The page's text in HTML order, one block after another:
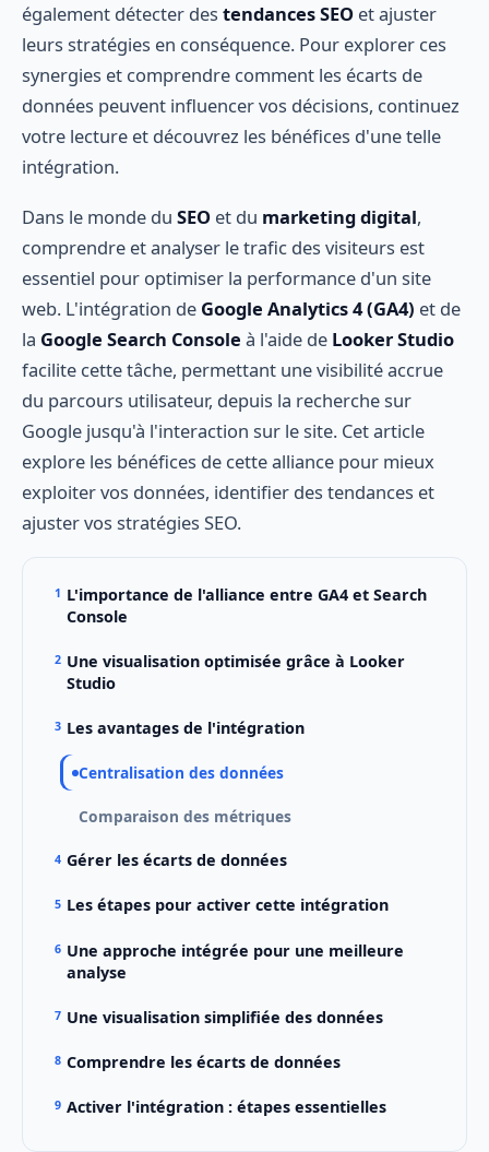
également détecter des tendances SEO et ajuster
leurs stratégies en conséquence. Pour explorer ces
synergies et comprendre comment les écarts de
données peuvent influencer vos décisions, continuez
votre lecture et découvrez les bénéfices d'une telle
intégration.
Dans le monde du SEO et du marketing digital,
comprendre et analyser le trafic des visiteurs est
essentiel pour optimiser la performance d'un site
web. L'intégration de Google Analytics 4 (GA4) et de
la Google Search Console à l'aide de Looker Studio
facilite cette tâche, permettant une visibilité accrue
du parcours utilisateur, depuis la recherche sur
Google jusqu'à l'interaction sur le site. Cet article
explore les bénéfices de cette alliance pour mieux
exploiter vos données, identifier des tendances et
ajuster vos stratégies SEO.
L'importance de l'alliance entre GA4 et Search
Console
Une visualisation optimisée grâce à Looker
Studio
Les avantages de l'intégration
Centralisation des données
Comparaison des métriques
Gérer les écarts de données
Les étapes pour activer cette intégration
Une approche intégrée pour une meilleure
analyse
Une visualisation simplifiée des données
Comprendre les écarts de données
Activer l'intégration : étapes essentielles